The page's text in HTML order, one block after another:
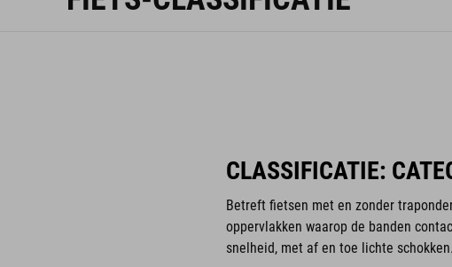
CLASSIFICATIE:
Betreft fietsen met en zonder
oppervlakken waarop de banden
snelheid, met af en toe lichte schokken.